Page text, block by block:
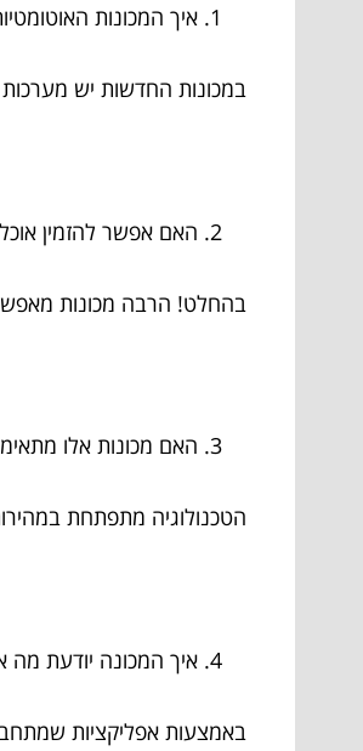
איך המכונות
במכונות החדשות יש
האם אפשר להזמין
בהחלט! הרבה מכונות
האם מכונות אלו
הטכנולוגיה מתפתחת
איך המכונה יודעת מה
באמצעות אפליקציות